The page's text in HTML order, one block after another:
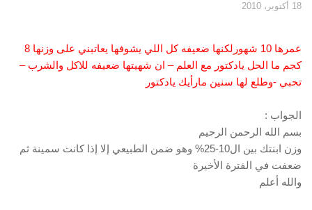
18 أكتوبر، 2010
عمرها 10 شهورلكنها ضعيفه كل اللي يشوفها يعاتبني على وزنها 8
كجم ما الحل يادكتور مع العلم – ان شهيتها ضعيفه للاكل والشرب –
تحبي -وطلع لها سنين مارأيك يادكتور
الجواب :
بسم الله الرحمن الرحيم
وزن ابنتك بين ال10-25% وهو ضمن الطبيعي إلا إذا كانت سمينة ثم
ضعفت في الفترة الأخيرة
والله أعلم